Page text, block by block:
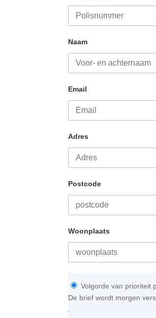
Naam
Email
Adres
Postcode
Woonplaats
Volgorde van prioriteit
De brief wordt morgen